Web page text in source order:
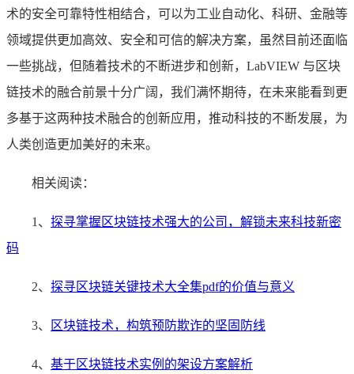
术的安全可靠特性相结合，可以为工业自动化、科研、金融等
领域提供更加高效、安全和可信的解决方案，虽然目前还面临
一些挑战，但随着技术的不断进步和创新，LabVIEW 与区块
链技术的融合前景十分广阔，我们满怀期待，在未来能看到更
多基于这两种技术融合的创新应用，推动科技的不断发展，为
人类创造更加美好的未来。
相关阅读：
1、 探寻掌握区块链技术强大的公司，解锁未来科技新密
码
2、 探寻区块链关键技术大全集pdf的价值与意义
3、 区块链技术，构筑预防欺诈的坚固防线
4、 基于区块链技术实例的架设方案解析